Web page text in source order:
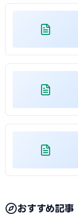
おすすめ記事